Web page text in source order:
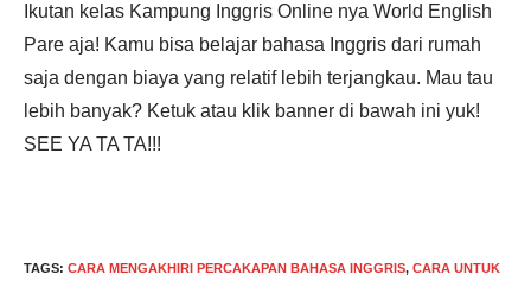
Ikutan kelas Kampung Inggris Online nya World English
Pare aja! Kamu bisa belajar bahasa Inggris dari rumah
saja dengan biaya yang relatif lebih terjangkau. Mau tau
lebih banyak? Ketuk atau klik banner di bawah ini yuk!
SEE YA TA TA!!!
TAGS: CARA MENGAKHIRI PERCAKAPAN BAHASA INGGRIS, CARA UNTUK